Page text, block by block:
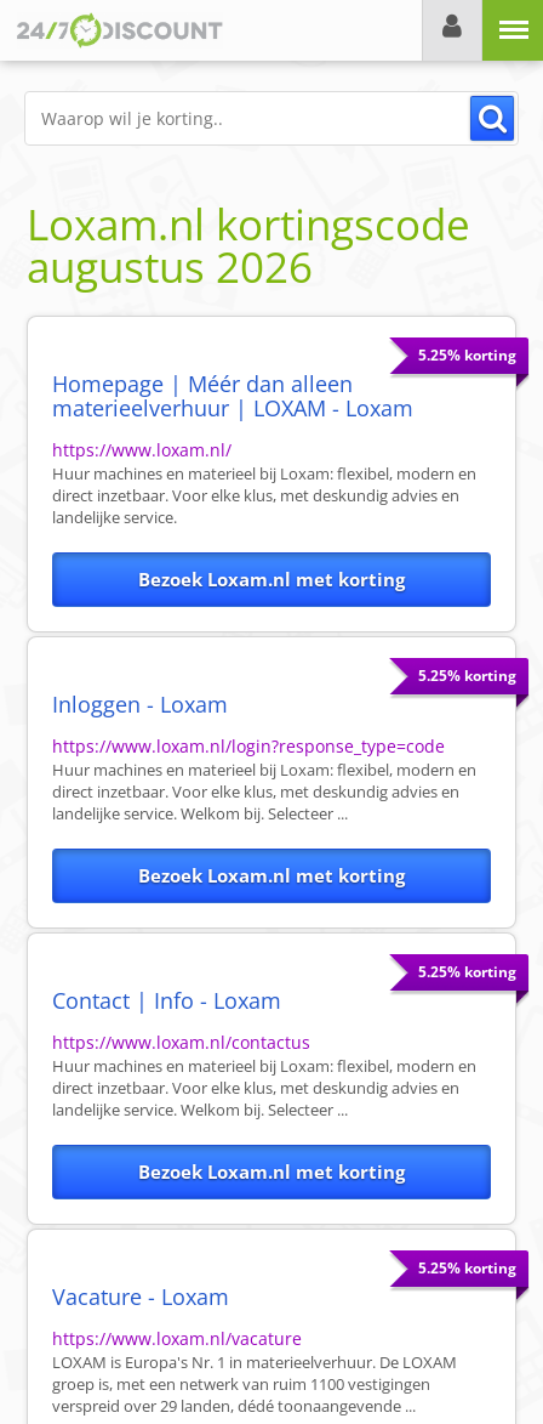
Loxam.nl kortingscode
augustus 2026
5.25% korting
Homepage | Méér dan alleen
materieelverhuur | LOXAM - Loxam
https://www.loxam.nl/
Huur machines en materieel bij Loxam: flexibel, modern en
direct inzetbaar. Voor elke klus, met deskundig advies en
landelijke service.
Bezoek Loxam.nl met korting
5.25% korting
Inloggen - Loxam
https://www.loxam.nl/login?response_type=code
Huur machines en materieel bij Loxam: flexibel, modern en
direct inzetbaar. Voor elke klus, met deskundig advies en
landelijke service. Welkom bij. Selecteer ...
Bezoek Loxam.nl met korting
5.25% korting
Contact | Info - Loxam
https://www.loxam.nl/contactus
Huur machines en materieel bij Loxam: flexibel, modern en
direct inzetbaar. Voor elke klus, met deskundig advies en
landelijke service. Welkom bij. Selecteer ...
Bezoek Loxam.nl met korting
5.25% korting
Vacature - Loxam
https://www.loxam.nl/vacature
LOXAM is Europa's Nr. 1 in materieelverhuur. De LOXAM
groep is, met een netwerk van ruim 1100 vestigingen
verspreid over 29 landen, dédé toonaangevende ...